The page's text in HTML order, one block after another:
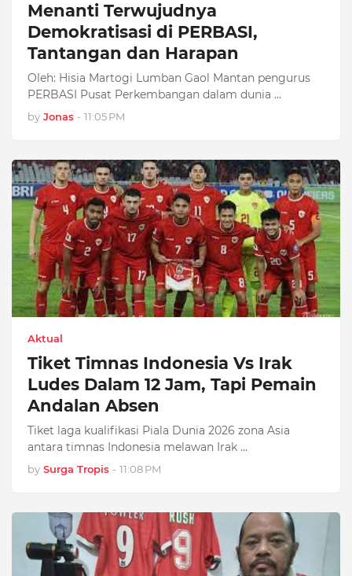
Menanti Terwujudnya
Demokratisasi di PERBASI,
Tantangan dan Harapan
Oleh: Hisia Martogi Lumban Gaol Mantan pengurus
PERBASI Pusat Perkembangan dalam dunia …
by Jonas - 11:05 PM
Aktual
Tiket Timnas Indonesia Vs Irak
Ludes Dalam 12 Jam, Tapi Pemain
Andalan Absen
Tiket laga kualifikasi Piala Dunia 2026 zona Asia
antara timnas Indonesia melawan Irak …
by Surga Tropis - 11:08 PM